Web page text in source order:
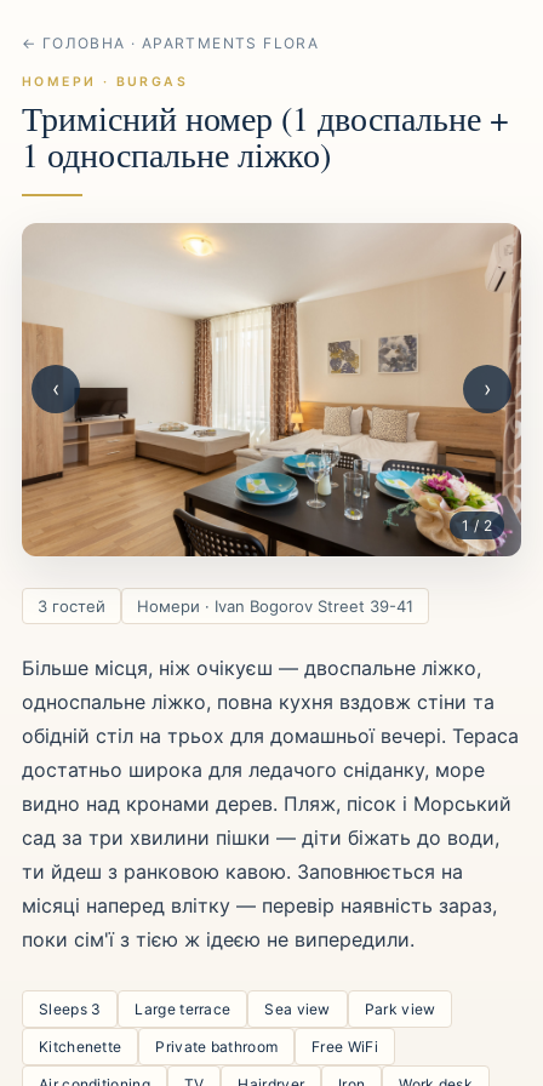
← ГОЛОВНА · APARTMENTS FLORA
НОМЕРИ · BURGAS
Тримісний номер (1 двоспальне +
1 односпальне ліжко)
‹ ›
1 / 2
3 гостей Номери · Ivan Bogorov Street 39-41
Більше місця, ніж очікуєш — двоспальне ліжко,
односпальне ліжко, повна кухня вздовж стіни та
обідній стіл на трьох для домашньої вечері. Тераса
достатньо широка для ледачого сніданку, море
видно над кронами дерев. Пляж, пісок і Морський
сад за три хвилини пішки — діти біжать до води,
ти йдеш з ранковою кавою. Заповнюється на
місяці наперед влітку — перевір наявність зараз,
поки сім'ї з тією ж ідеєю не випередили.
Sleeps 3 Large terrace Sea view Park view
Kitchenette Private bathroom Free WiFi